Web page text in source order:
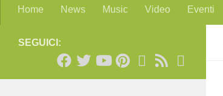
Home News Music Video Eventi
SEGUICI: